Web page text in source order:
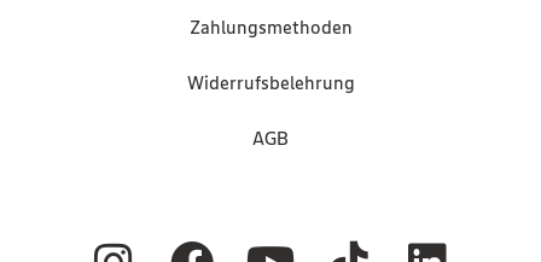
Zahlungsmethoden
Widerrufsbelehrung
AGB